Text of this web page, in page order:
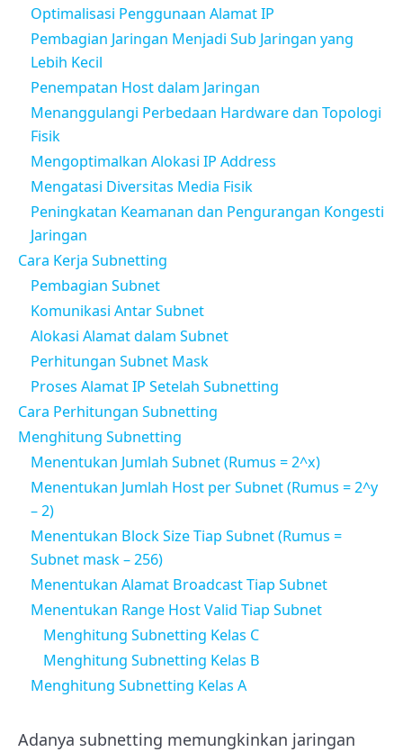
Optimalisasi Penggunaan Alamat IP
Pembagian Jaringan Menjadi Sub Jaringan yang
Lebih Kecil
Penempatan Host dalam Jaringan
Menanggulangi Perbedaan Hardware dan Topologi
Fisik
Mengoptimalkan Alokasi IP Address
Mengatasi Diversitas Media Fisik
Peningkatan Keamanan dan Pengurangan Kongesti
Jaringan
Cara Kerja Subnetting
Pembagian Subnet
Komunikasi Antar Subnet
Alokasi Alamat dalam Subnet
Perhitungan Subnet Mask
Proses Alamat IP Setelah Subnetting
Cara Perhitungan Subnetting
Menghitung Subnetting
Menentukan Jumlah Subnet (Rumus = 2^x)
Menentukan Jumlah Host per Subnet (Rumus = 2^y
– 2)
Menentukan Block Size Tiap Subnet (Rumus =
Subnet mask – 256)
Menentukan Alamat Broadcast Tiap Subnet
Menentukan Range Host Valid Tiap Subnet
Menghitung Subnetting Kelas C
Menghitung Subnetting Kelas B
Menghitung Subnetting Kelas A
Adanya subnetting memungkinkan jaringan